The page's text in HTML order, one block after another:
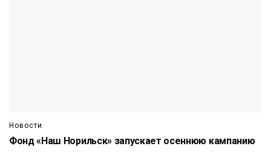
Новости
Фонд «Наш Норильск» запускает осеннюю кампанию